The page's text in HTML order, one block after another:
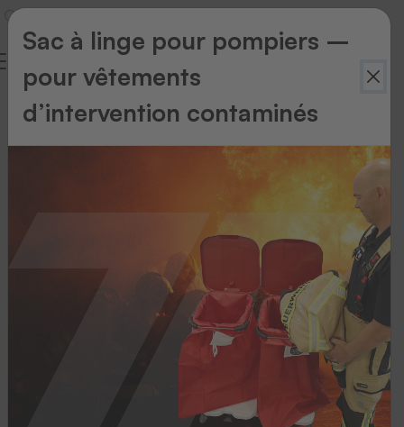
Retour
Sac à linge pour pompiers –
pour vêtements
d’intervention contaminés